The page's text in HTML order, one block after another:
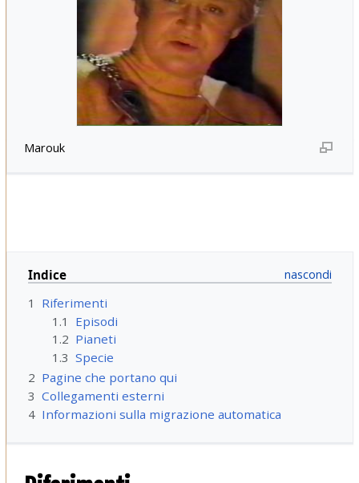
Marouk
Indice
1
Riferimenti
1.1
Episodi
1.2 Pianeti
1.3 Specie
2 Pagine che portano qui
3 Collegamenti esterni
4 Informazioni sulla migrazione automatica